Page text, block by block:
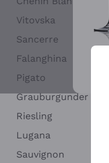
Vitovska
Sancerre
Falanghina
Pigato
Grauburgunder
Riesling
Lugana
Sauvignon